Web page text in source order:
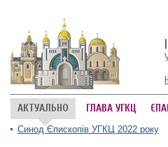
АКТУАЛЬНО ГЛАВА УГКЦ
Синод Єпископів УГКЦ 2022 року